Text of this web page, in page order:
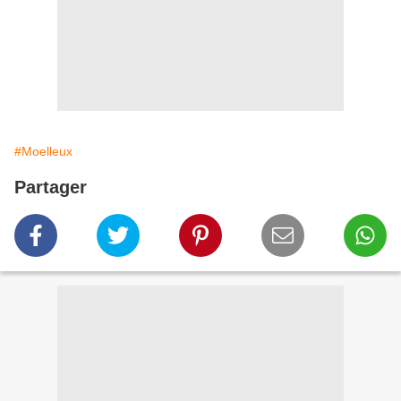
#Moelleux
Partager